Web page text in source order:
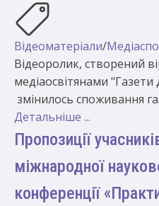
Відеоматеріали/
Відеоролик, створений
медіаосвітянами "Газети
змінилось споживання
Детальніше ...
Пропозиції
міжнародної
конференції